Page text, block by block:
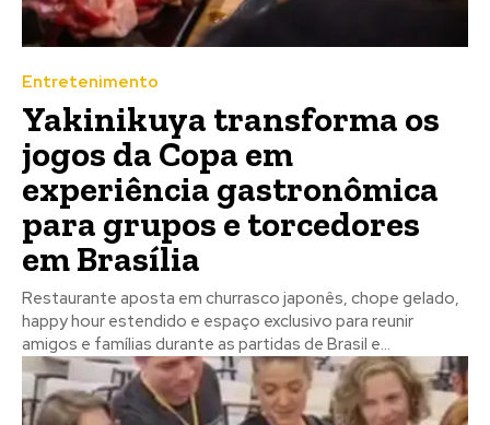
Entretenimento
Yakinikuya transforma os
jogos da Copa em
experiência gastronômica
para grupos e torcedores
em Brasília
Restaurante aposta em churrasco japonês, chope gelado,
happy hour estendido e espaço exclusivo para reunir
amigos e famílias durante as partidas de Brasil e...